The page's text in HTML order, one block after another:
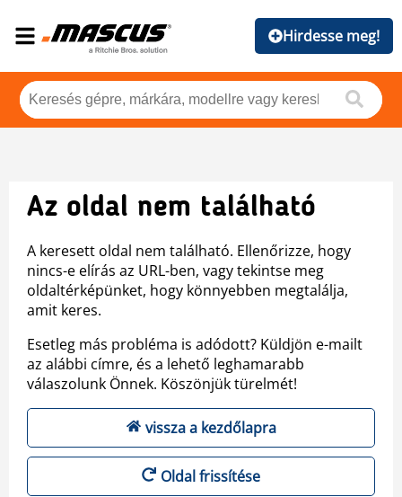
Hirdesse meg!
Az oldal nem található
A keresett oldal nem található. Ellenőrizze, hogy
nincs-e elírás az URL-ben, vagy tekintse meg
oldaltérképünket, hogy könnyebben megtalálja,
amit keres.
Esetleg más probléma is adódott? Küldjön e-mailt
az alábbi címre, és a lehető leghamarabb
válaszolunk Önnek. Köszönjük türelmét!
vissza a kezdőlapra
Oldal frissítése